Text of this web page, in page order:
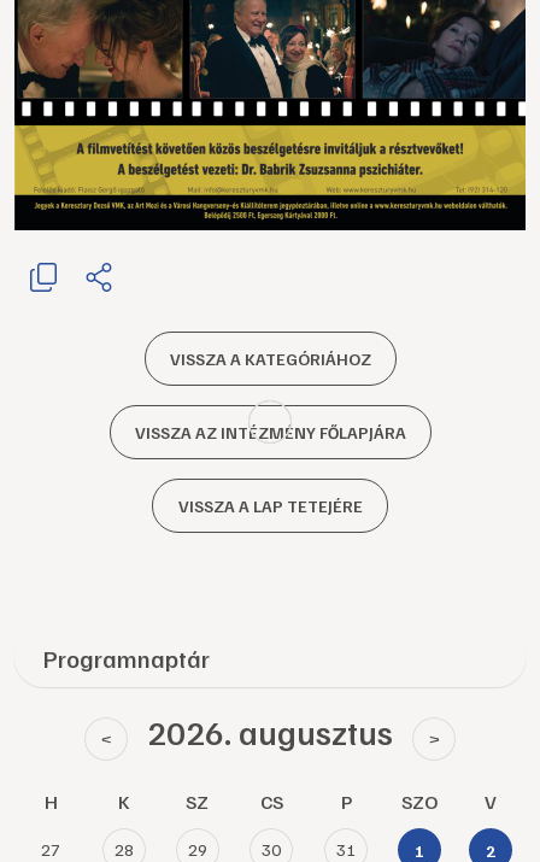
VISSZA A KATEGÓRIÁHOZ
VISSZA AZ INTÉZMÉNY FŐLAPJÁRA
VISSZA A LAP TETEJÉRE
Programnaptár
< 2026. augusztus >
H K SZ CS P SZO V
27 28 29 30 31 1 2